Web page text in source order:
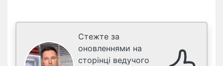
Стежте за
оновленнями на
сторінці ведучого